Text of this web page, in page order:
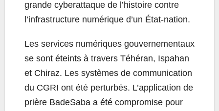
grande cyberattaque de l’histoire contre
l’infrastructure numérique d’un État-nation.
Les services numériques gouvernementaux
se sont éteints à travers Téhéran, Ispahan
et Chiraz. Les systèmes de communication
du CGRI ont été perturbés. L’application de
prière BadeSaba a été compromise pour